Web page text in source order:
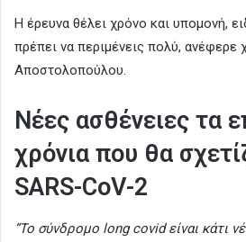
Η έρευνα θέλει χρόνο και υπομονή,
πρέπει να περιμένεις πολύ, ανέφερε
Αποστολοπούλου.
Νέες ασθένειες τα
χρόνια που θα
SARS-CoV-2
“Το σύνδρομο long covid είναι κάτι